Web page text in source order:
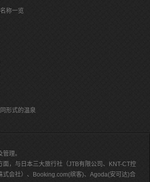
称一览
形式的温泉
理。
面，与日本三大旅行社（JTB有限公司、KNT-CT控
式会社）、Booking.com(缤客)、Agoda(安可达)合